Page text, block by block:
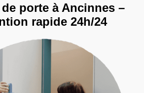
porte à Ancinnes –
rapide 24h/24